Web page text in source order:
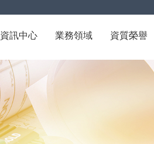
資訊中心 業務領域 資質榮譽